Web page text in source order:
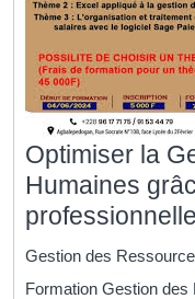
Optimiser la
Humaines
professionnelle
Gestion des
Formation Gestion des